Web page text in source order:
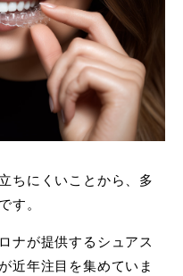
ちにくいことから、多
す。
ナが提供するシュアス
近年注目を集めていま